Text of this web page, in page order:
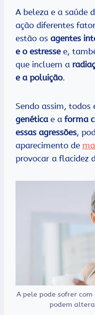
A beleza e a saúde
ação diferentes
estão os agentes
e o estressee,
que incluem a
e a poluição.
Sendo assim, todos
genética e a forma
essas agressões,
aparecimento de
provocar a flacidez
A pele pode sofrer com
podem